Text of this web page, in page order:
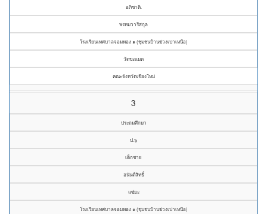
อภิชาติ.
พรหมวารีสกุล
โรงเรียนเทศบาลจอมทอง ๑ (ชุมชนบ้านข่วงเปาเหนือ)
วัดขะแมด
คณะจังหวัดเชียงใหม่
3
ประถมศึกษา
ป.๖
เด็กชาย
อนันต์สิทธิ์
แซ่ยะ
โรงเรียนเทศบาลจอมทอง ๑ (ชุมชนบ้านข่วงเปาเหนือ)